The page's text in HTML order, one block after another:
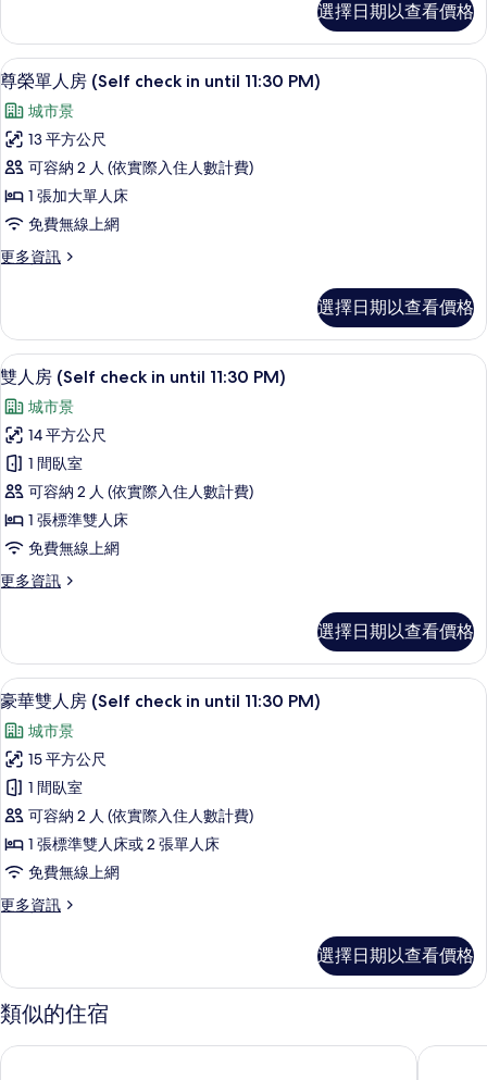
PM)
的
所
有
相
片
Room
(Self
check
in
until
11:30
PM)
的
詳
情
選擇日期以查看價格
顯
示
尊
榮
單
人
(Self
until
11:30
PM)
的
所
有
相
片
6
尊榮單人房 (Self check in until 11:30 PM)
城市景
13 平方公尺
可容納 2 人 (依實際入住人數計費)
1 張加大單人床
免費無線上網
更多資訊
更
單
人
房
(Self
check
in
until
11:30
PM)
的
詳
情
選擇日期以查看價格
顯
示
雙
人
房
(Self
check
in
until
的
所
有
相
片
7
雙人房 (Self check in until 11:30 PM)
城市景
14 平方公尺
1 間臥室
可容納 2 人 (依實際入住人數計費)
1 張標準雙人床
免費無線上網
更多資訊
更
房
(Self
check
until
11:30
PM)
的
詳
情
選擇日期以查看價格
顯
示
豪
華
雙
人
房
(Self
check
11:30
PM)
所
5
豪華雙人房 (Self check in until 11:30 PM)
城市景
15 平方公尺
1 間臥室
可容納 2 人 (依實際入住人數計費)
1 張標準雙人床或 2 張單人床
免費無線上網
更多資訊
更
雙
人
房
(Self
check
選擇日期以查看價格
類似的住宿
首爾江南 LOOP Seoul Hotel Retreat by Anook 飯店 基瓦青